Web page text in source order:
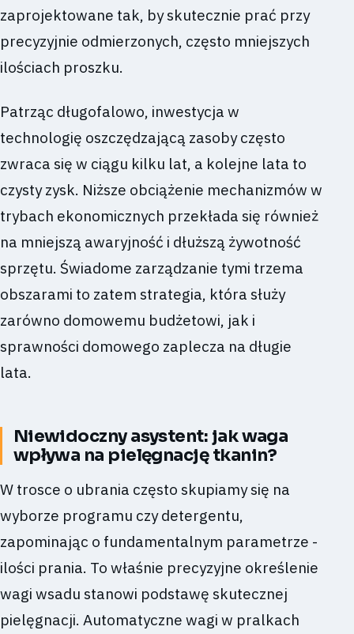
zaprojektowane tak, by skutecznie prać przy
precyzyjnie odmierzonych, często mniejszych
ilościach proszku.
Patrząc długofalowo, inwestycja w
technologię oszczędzającą zasoby często
zwraca się w ciągu kilku lat, a kolejne lata to
czysty zysk. Niższe obciążenie mechanizmów w
trybach ekonomicznych przekłada się również
na mniejszą awaryjność i dłuższą żywotność
sprzętu. Świadome zarządzanie tymi trzema
obszarami to zatem strategia, która służy
zarówno domowemu budżetowi, jak i
sprawności domowego zaplecza na długie
lata.
Niewidoczny asystent: jak waga
wpływa na pielęgnację tkanin?
W trosce o ubrania często skupiamy się na
wyborze programu czy detergentu,
zapominając o fundamentalnym parametrze -
ilości prania. To właśnie precyzyjne określenie
wagi wsadu stanowi podstawę skutecznej
pielęgnacji. Automatyczne wagi w pralkach